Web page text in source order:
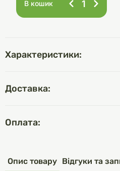
В кошик
Характеристики:
Доставка:
Оплата:
Опис товару Відгуки та